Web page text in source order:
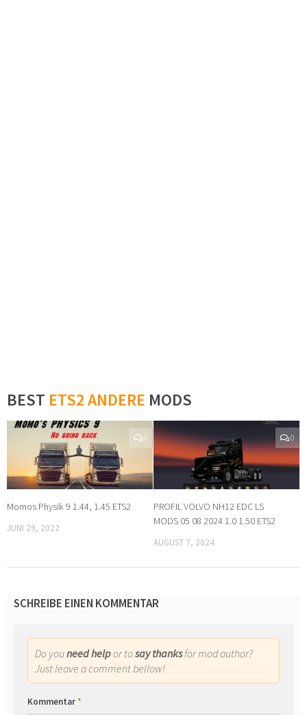
BEST ETS2 ANDERE MODS
0
Momos Physik 9 1.44, 1.45 ETS2
JUNI 29, 2022
0
PROFIL VOLVO NH12 EDC LS
MODS 05 08 2024 1.0 1.50 ETS2
AUGUST 7, 2024
SCHREIBE EINEN KOMMENTAR
Do youneed helpor tosay thanksfor mod author?
Just leave a comment bellow!
Kommentar*